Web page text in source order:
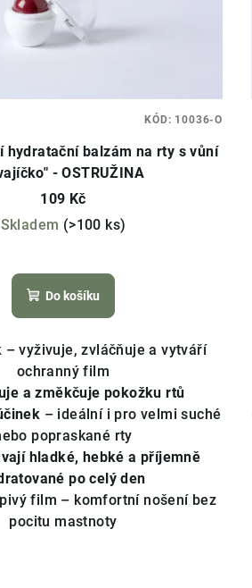
hydratační balzám na rty s vůní
- OSTRUŽINA
109 Kč
Skladem (>100 ks)
hodnocení
produktu
je
4,3
z
5
hvězdiček.
Do košíku
– vyživuje, zvláčňuje a vytváří
ochranný film
a změkčuje pokožku rtů
– ideální i pro velmi suché
popraskané rty
hladké, hebké a příjemně
po celý den
film – komfortní nošení bez
pocitu mastnoty
KÓD: 10036-O